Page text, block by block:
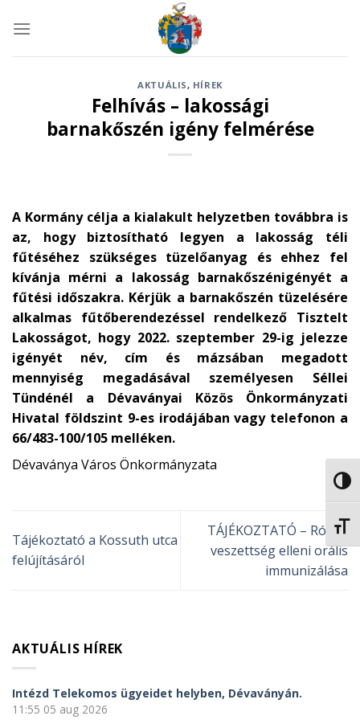
AKTUÁLIS, HÍREK
Felhívás – lakossági
barnakőszén igény felmérése
A Kormány célja a kialakult helyzetben továbbra is
az, hogy biztosítható legyen a lakosság téli
fűtéséhez szükséges tüzelőanyag és ehhez fel
kívánja mérni a lakosság barnakőszénigényét a
fűtési időszakra. Kérjük a barnakőszén tüzelésére
alkalmas fűtőberendezéssel rendelkező Tisztelt
Lakosságot, hogy 2022. szeptember 29-ig jelezze
igényét név, cím és mázsában megadott
mennyiség megadásával személyesen Séllei
Tündénél a Dévaványai Közös Önkormányzati
Hivatal földszint 9-es irodájában vagy telefonon a
66/483-100/105 melléken.
Dévaványa Város Önkormányzata
Tájékoztató a Kossuth utca
felújításáról
TÁJÉKOZTATÓ – Rókák
veszettség elleni orális
immunizálása
AKTUÁLIS HÍREK
Intézd Telekomos ügyeidet helyben, Dévaványán.
11:55 05 aug 2026